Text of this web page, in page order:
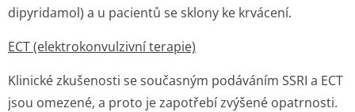
dipyridamol) a u pacientů se sklony ke krvácení.
ECT (elektrokonvulzivní terapie)
Klinické zkušenosti se současným podáváním SSRI a ECT
jsou omezené, a proto je zapotřebí zvýšené opatrnosti.